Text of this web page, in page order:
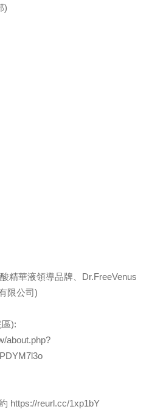
)
精華液領導品牌、Dr.FreeVenus
限公司)
):
about.php?
https://reurl.cc/1xp1bY